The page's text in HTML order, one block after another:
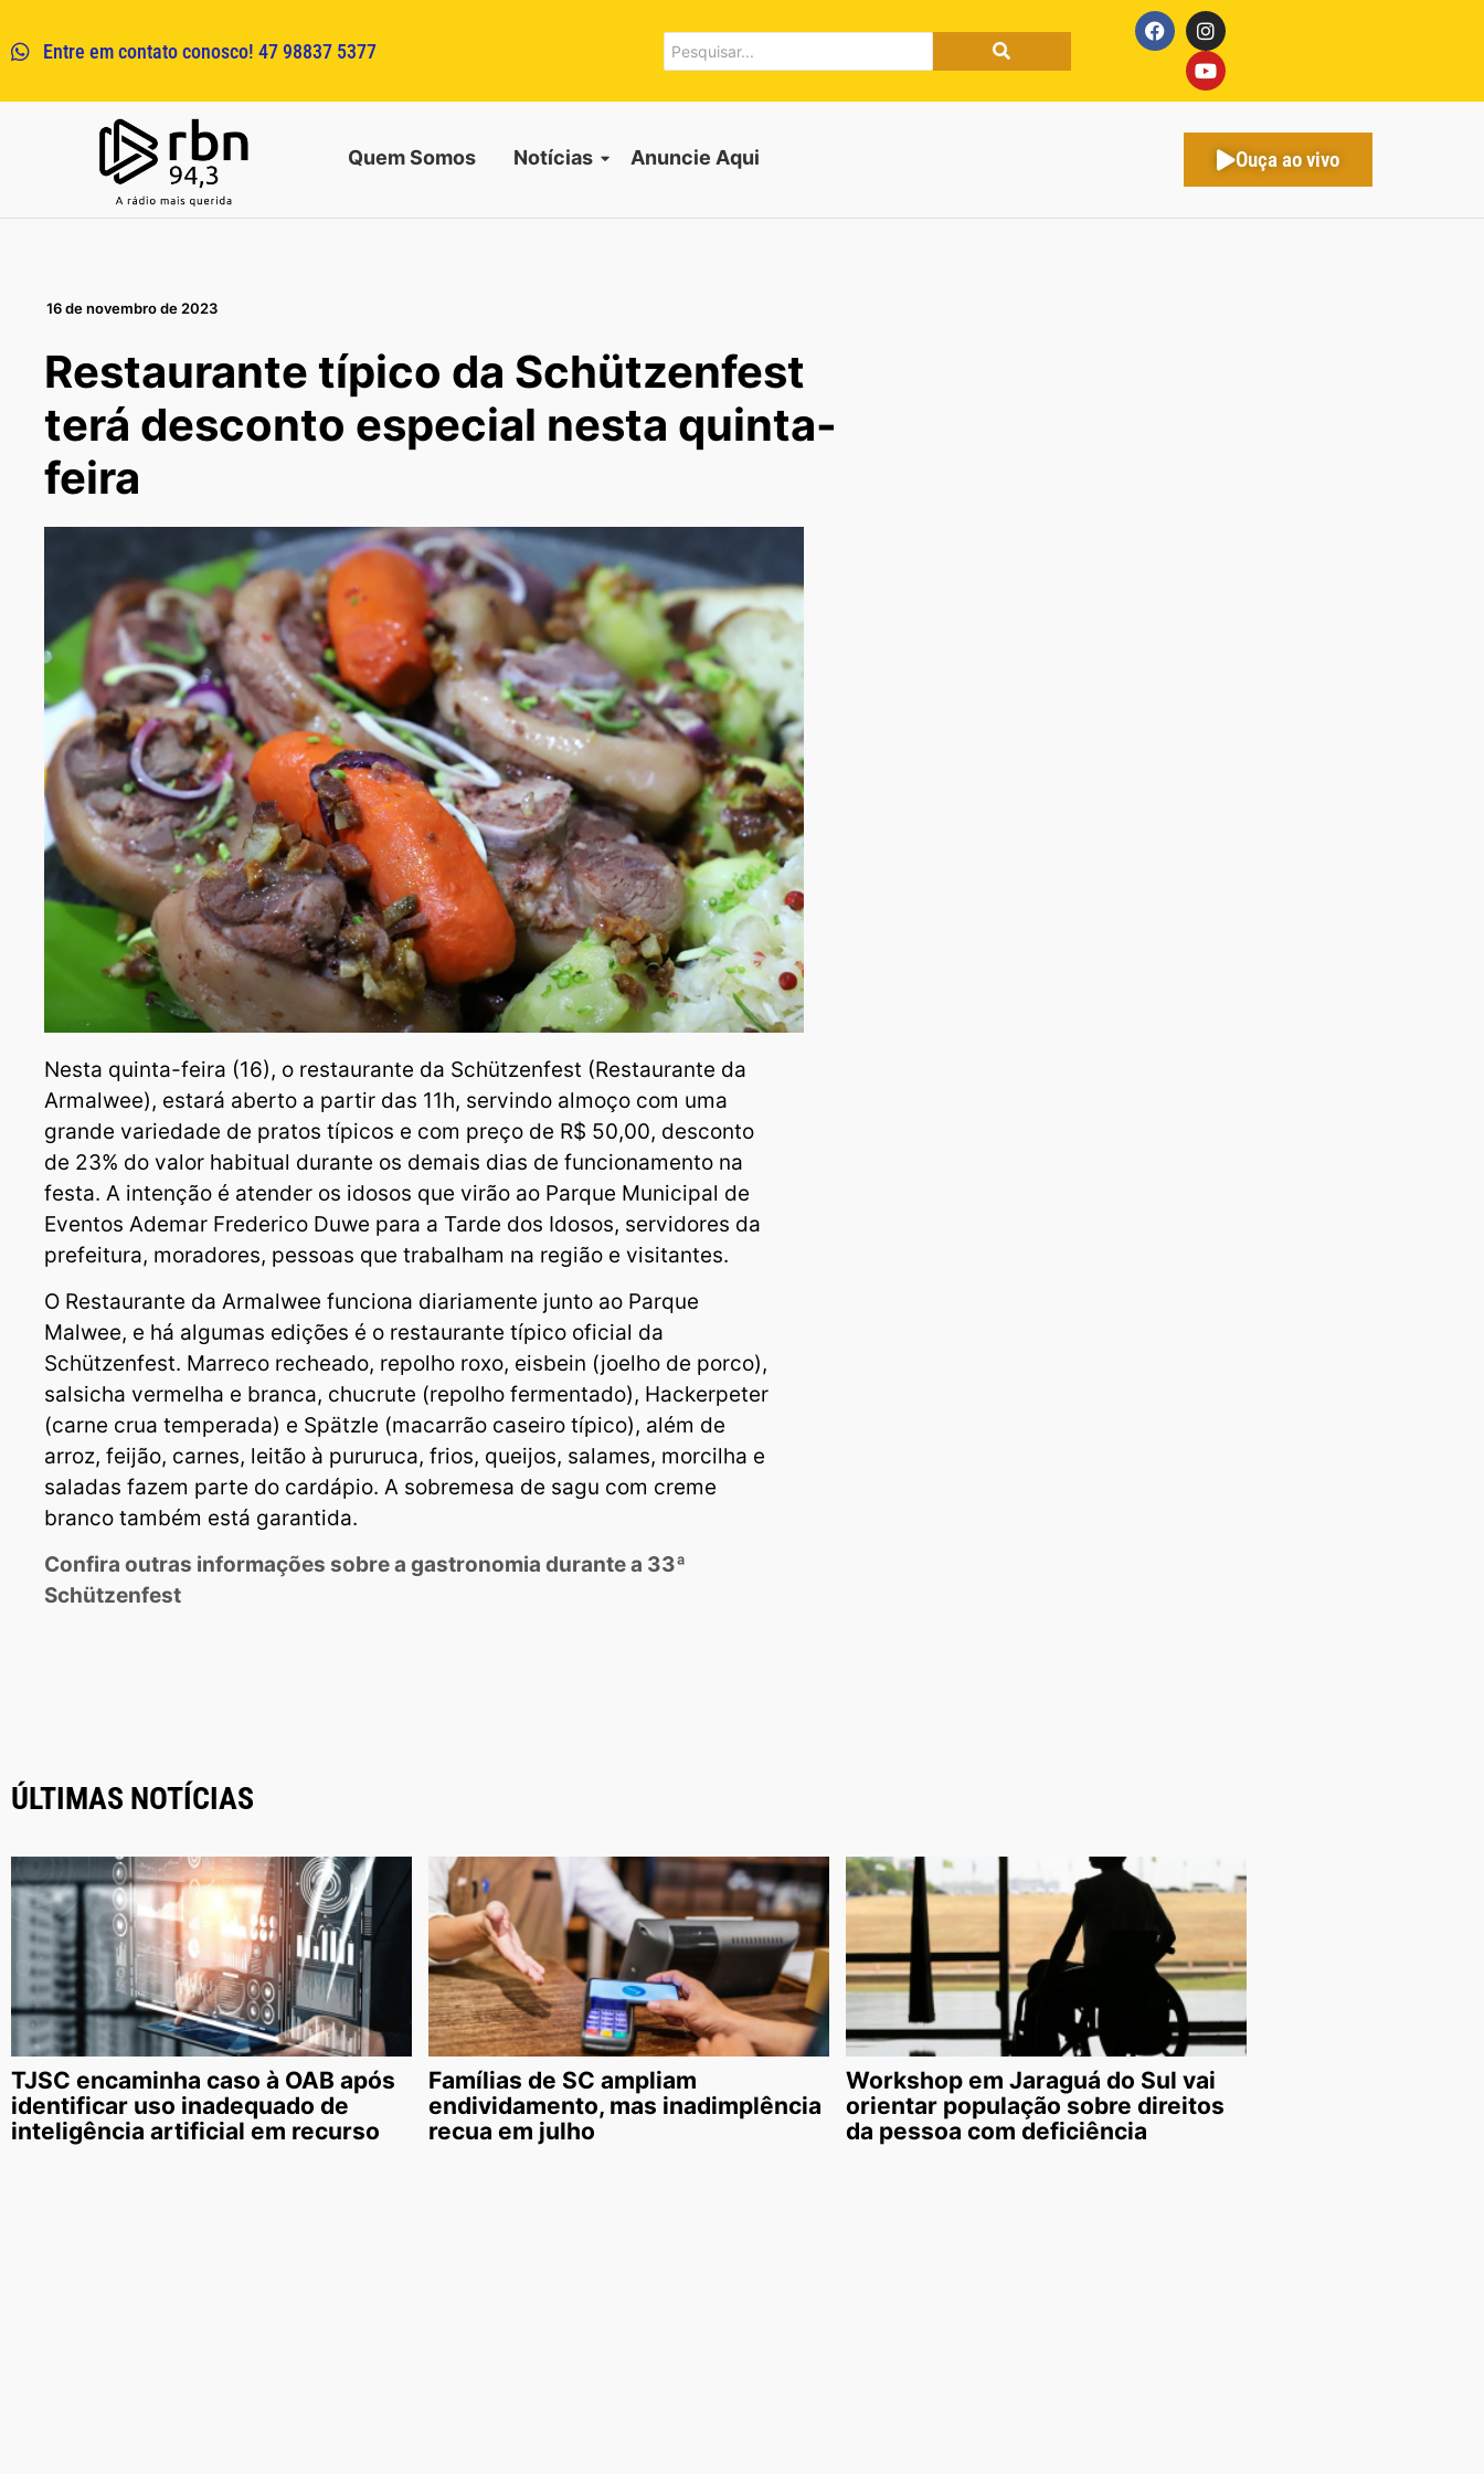
Entre em contato conosco! 47 98837 5377
Quem Somos Notícias Anuncie Aqui Ouça ao vivo
16 de novembro de 2023
Restaurante típico da Schützenfest
terá desconto especial nesta quinta-
feira
Nesta quinta-feira (16), o restaurante da Schützenfest (Restaurante da
Armalwee), estará aberto a partir das 11h, servindo almoço com uma
grande variedade de pratos típicos e com preço de R$ 50,00, desconto
de 23% do valor habitual durante os demais dias de funcionamento na
festa. A intenção é atender os idosos que virão ao Parque Municipal de
Eventos Ademar Frederico Duwe para a Tarde dos Idosos, servidores da
prefeitura, moradores, pessoas que trabalham na região e visitantes.
O Restaurante da Armalwee funciona diariamente junto ao Parque
Malwee, e há algumas edições é o restaurante típico oficial da
Schützenfest. Marreco recheado, repolho roxo, eisbein (joelho de porco),
salsicha vermelha e branca, chucrute (repolho fermentado), Hackerpeter
(carne crua temperada) e Spätzle (macarrão caseiro típico), além de
arroz, feijão, carnes, leitão à pururuca, frios, queijos, salames, morcilha e
saladas fazem parte do cardápio. A sobremesa de sagu com creme
branco também está garantida.
Confira outras informações sobre a gastronomia durante a 33ª
Schützenfest
ÚLTIMAS NOTÍCIAS
TJSC encaminha caso à OAB após
identificar uso inadequado de
inteligência artificial em recurso
Famílias de SC ampliam
endividamento, mas inadimplência
recua em julho
Workshop em Jaraguá do Sul vai
orientar população sobre direitos
da pessoa com deficiência